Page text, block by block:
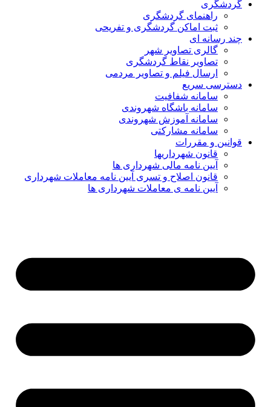
گردشگری
راهنمای گردشگری
ثبت اماکن گردشگری و تفریحی
چند رسانه ای
گالری تصاویر شهر
تصاویر نقاط گردشگری
ارسال فیلم و تصاویر مردمی
دسترسی سریع
سامانه شفافیت
سامانه باشگاه شهروندی
سامانه آموزش شهروندی
سامانه مشارکتی
قوانین و مقررات
قانون شهرداریها
آیین نامه مالی شهرداری ها
قانون اصلاح و تسری آیین نامه معاملات شهرداری
آیین نامه ی معاملات شهرداری ها